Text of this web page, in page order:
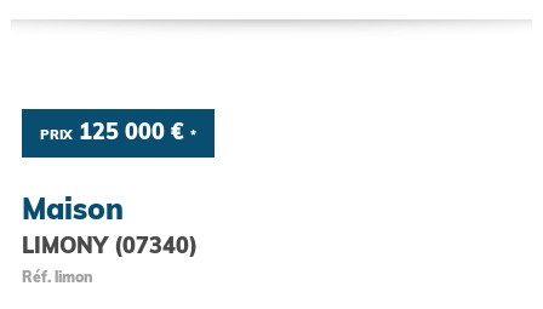
PRIX125 000 € *
Maison
LIMONY (07340)
Réf. limon